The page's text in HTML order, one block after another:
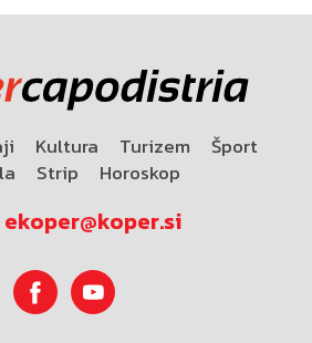
Kultura Turizem
Šport
Strip Horoskop
ekoper@koper.si